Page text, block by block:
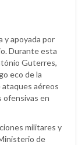
y apoyada por
Durante esta
Guterres,
eco de la
ataques aéreos
ofensivas en
militares y
de